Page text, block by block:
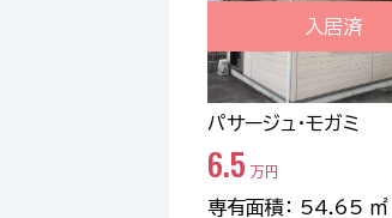
入居済
パサージュ・モガミ
6.5 万円
専有面積： 54.65 ㎡